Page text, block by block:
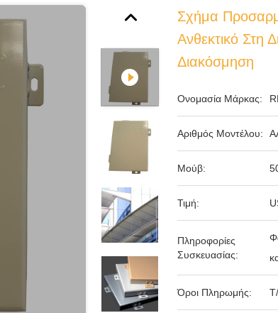
Σχήμα
Ανθεκτικό Στη
Διακόσμηση
Ονομασία Μάρκας:
Αριθμός Μοντέλου:
Μούβ:
Τιμή:
Πληροφορίες
Συσκευασίας:
Όροι Πληρωμής: